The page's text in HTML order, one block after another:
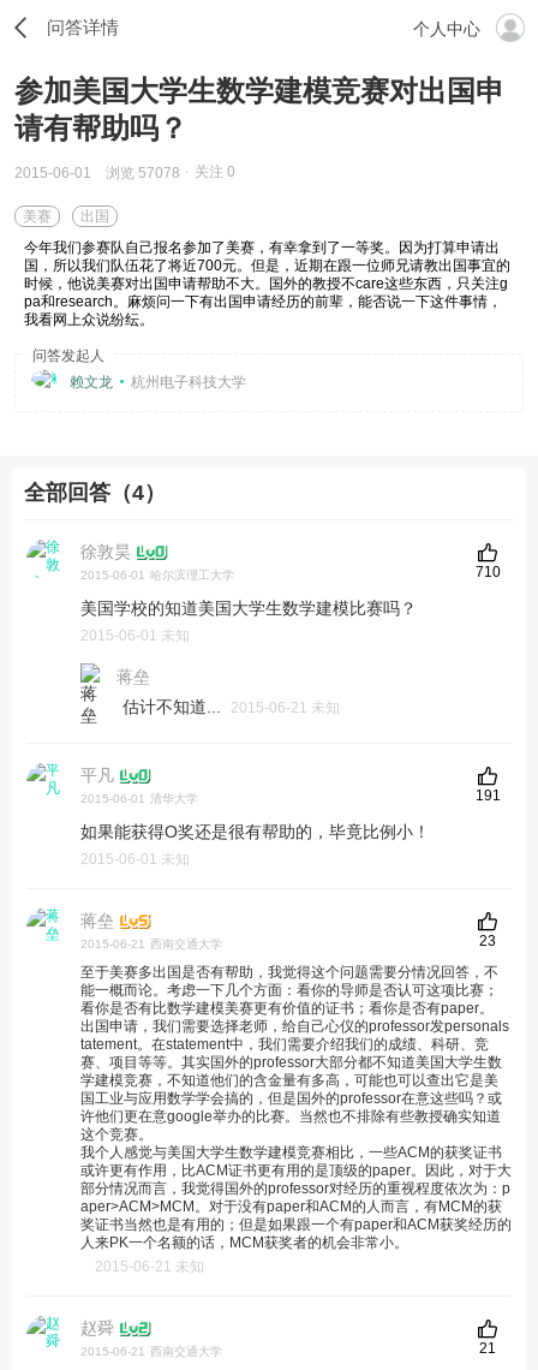
问答详情 个人中心
参加美国大学生数学建模竞赛对出国申
请有帮助吗？
2015-06-01 浏览 57078 关注 0
美赛
出国
今年我们参赛队自己报名参加了美赛，有幸拿到了一等奖。因为打算申请出
国，所以我们队伍花了将近700元。但是，近期在跟一位师兄请教出国事宜的
时候，他说美赛对出国申请帮助不大。国外的教授不care这些东西，只关注g
pa和research。麻烦问一下有出国申请经历的前辈，能否说一下这件事情，
我看网上众说纷纭。
问答发起人
赖文龙
杭州电子科技大学
全部回答（4）
徐敦昊
2015-06-01 哈尔滨理工大学
2015-06-01 未知
710
蒋垒
估计不知道... 2015-06-21 未知
平凡
2015-06-01 清华大学
2015-06-01 未知
191
蒋垒
2015-06-21 西南交通大学
至于美赛多出国是否有帮助，我觉得这个问题需要分情况回答，不
能一概而论。考虑一下几个方面：看你的导师是否认可这项比赛；
看你是否有比数学建模美赛更有价值的证书；看你是否有paper。
出国申请，我们需要选择老师，给自己心仪的professor发personals
tatement。在statement中，我们需要介绍我们的成绩、科研、竞
赛、项目等等。其实国外的professor大部分都不知道美国大学生数
学建模竞赛，不知道他们的含金量有多高，可能也可以查出它是美
国工业与应用数学学会搞的，但是国外的professor在意这些吗？或
许他们更在意google举办的比赛。当然也不排除有些教授确实知道
这个竞赛。
我个人感觉与美国大学生数学建模竞赛相比，一些ACM的获奖证书
或许更有作用，比ACM证书更有用的是顶级的paper。因此，对于大
部分情况而言，我觉得国外的professor对经历的重视程度依次为：p
aper>ACM>MCM。对于没有paper和ACM的人而言，有MCM的获
奖证书当然也是有用的；但是如果跟一个有paper和ACM获奖经历的
人来PK一个名额的话，MCM获奖者的机会非常小。
2015-06-21 未知
23
赵舜
2015-06-21 西南交通大学 21